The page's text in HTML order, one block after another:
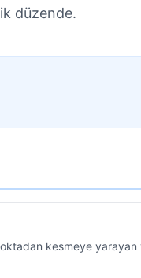
düzende.
kesmeye yarayan